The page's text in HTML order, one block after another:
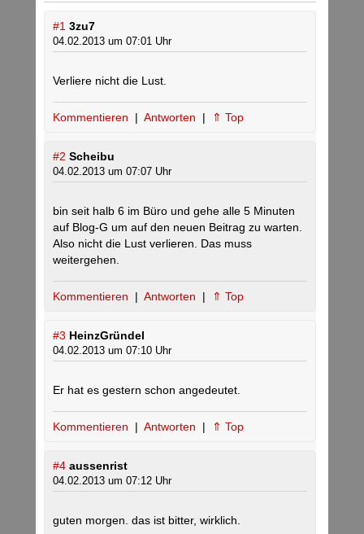
#1 3zu7
04.02.2013 um 07:01 Uhr
Verliere nicht die Lust.
Kommentieren | Antworten | ⇑ Top
#2 Scheibu
04.02.2013 um 07:07 Uhr
bin seit halb 6 im Büro und gehe alle 5 Minuten
auf Blog-G um auf den neuen Beitrag zu warten.
Also nicht die Lust verlieren. Das muss
weitergehen.
Kommentieren | Antworten | ⇑ Top
#3 HeinzGründel
04.02.2013 um 07:10 Uhr
Er hat es gestern schon angedeutet.
Kommentieren | Antworten | ⇑ Top
#4 aussenrist
04.02.2013 um 07:12 Uhr
guten morgen. das ist bitter, wirklich.